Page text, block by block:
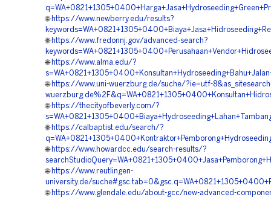
🌐 https://www.newberry.edu/results?
🌐 https://www.fredonnj.gov/advanced-search?
🌐 https://www.alma.edu/?
🌐 https://www.uni-wuerzburg.de/suche/?ie=utf-
🌐 https://thecityofbeverly.com/?
🌐 https://calbaptist.edu/search/?
🌐 https://www.howardcc.edu/search-results/?
🌐 https://www.reutlingen-
university.de/
🌐 https://www.glendale.edu/about-gcc/new-advanced-